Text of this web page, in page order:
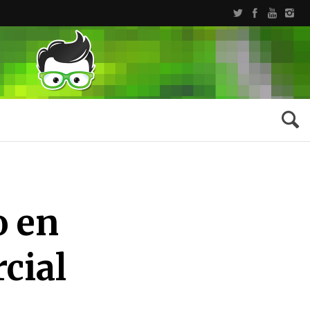
en